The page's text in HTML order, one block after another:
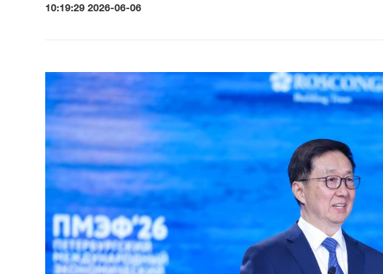
10:19:29 2026-06-06